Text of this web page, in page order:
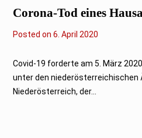
Corona-Tod eines
Posted on6
p
i
l
6. April 2020
Covid-19 forderte am 5. März
unter den niederösterreichischen
Niederösterreich, der...